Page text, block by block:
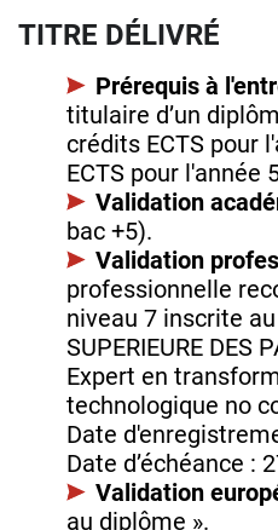
TITRE DÉLIVRÉ
Prérequis à
titulaire d’un
crédits ECTS pour
ECTS pour l'année
Validation
bac +5).
Validation
professionnelle
niveau 7 inscrite au
SUPERIEURE DES
Expert en
technologique no
Date
Date d’échéance :
Validation
au diplôme ».